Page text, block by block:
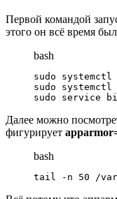
Первой командой
этого он всё время
bash
sudo systemctl
sudo systemctl
sudo service
Далее можно
фигурирует
bash
tail -n 50 /